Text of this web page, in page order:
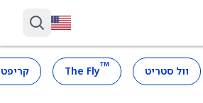
וול סטריט ™
The Fly